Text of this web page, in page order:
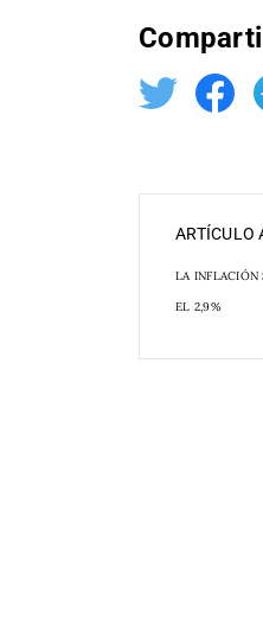
ARTÍCULO
LA INFLACIÓN
EL 2,9%